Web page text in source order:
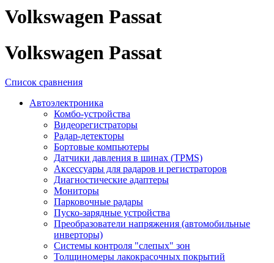
Volkswagen Passat
Volkswagen Passat
Список сравнения
Автоэлектроника
Комбо-устройства
Видеорегистраторы
Радар-детекторы
Бортовые компьютеры
Датчики давления в шинах (TPMS)
Аксессуары для радаров и регистраторов
Диагностические адаптеры
Мониторы
Парковочные радары
Пуско-зарядные устройства
Преобразователи напряжения (автомобильные
инверторы)
Системы контроля "слепых" зон
Толщиномеры лакокрасочных покрытий